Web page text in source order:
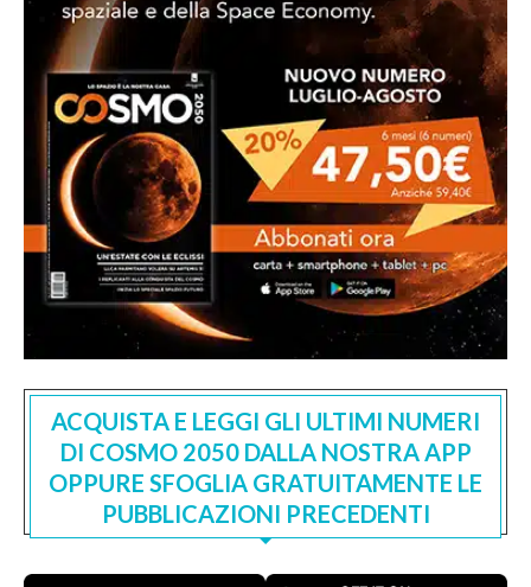
ACQUISTA E LEGGI GLI ULTIMI NUMERI
DI COSMO 2050 DALLA NOSTRA APP
OPPURE SFOGLIA GRATUITAMENTE LE
PUBBLICAZIONI PRECEDENTI